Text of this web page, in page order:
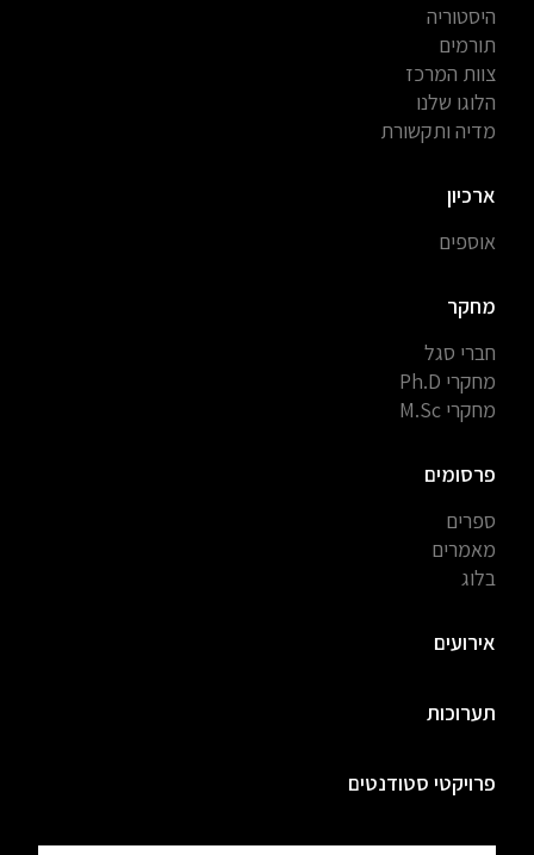
היסטוריה
תורמים
צוות המרכז
הלוגו שלנו
מדיה ותקשורת
ארכיון
אוספים
מחקר
חברי סגל
מחקרי Ph.D
מחקרי M.Sc
פרסומים
ספרים
מאמרים
בלוג
אירועים
תערוכות
פרויקטי סטודנטים